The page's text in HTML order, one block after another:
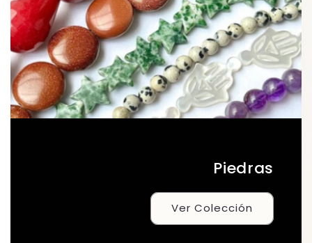
Piedras
Ver Colección